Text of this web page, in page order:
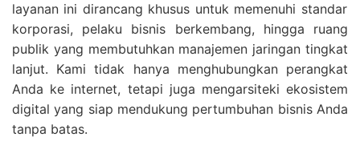
layanan ini dirancang khusus untuk memenuhi standar
korporasi, pelaku bisnis berkembang, hingga ruang
publik yang membutuhkan manajemen jaringan tingkat
lanjut. Kami tidak hanya menghubungkan perangkat
Anda ke internet, tetapi juga mengarsiteki ekosistem
digital yang siap mendukung pertumbuhan bisnis Anda
tanpa batas.